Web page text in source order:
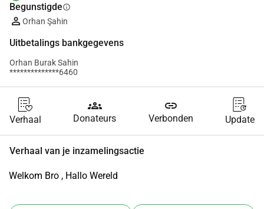
Begunstigdeinfo
Orhan Şahin
Uitbetalings bankgegevens
Orhan Burak Sahin
**************6460
Verhaal
groups
Donateurs
link
Verbonden Update
Verhaal van je inzamelingsactie
Welkom Bro , Hallo Wereld